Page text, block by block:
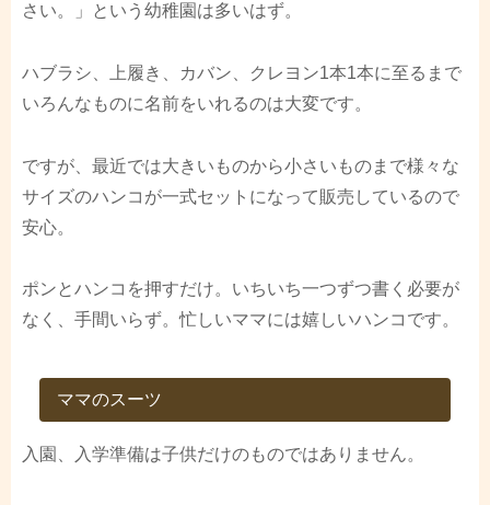
さい。」という幼稚園は多いはず。
ハブラシ、上履き、カバン、クレヨン1本1本に至るまで
いろんなものに名前をいれるのは大変です。
ですが、最近では大きいものから小さいものまで様々な
サイズのハンコが一式セットになって販売しているので
安心。
ポンとハンコを押すだけ。いちいち一つずつ書く必要が
なく、手間いらず。忙しいママには嬉しいハンコです。
ママのスーツ
入園、入学準備は子供だけのものではありません。